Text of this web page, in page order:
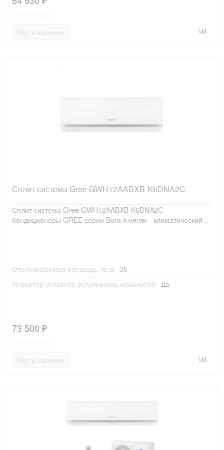
Нет в наличии
Сплит система Gree GWH12AABXB-K6DNA2C
Сплит система Gree GWH12AABXB-K6DNA2C
Кондиционеры GREE серии Bora Inverter– климатический ..
Обслуживаемая площадь, кв.м 36
Инвертор (плавная регулировка мощности)
Да
73 500 ₽
Нет в наличии